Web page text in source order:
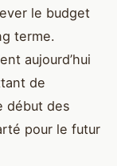
le budget
terme.
aujourd’hui
de
début des
pour le futur